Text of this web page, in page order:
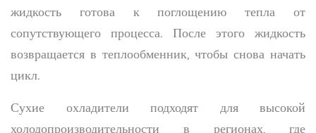
жидкость готова к поглощению тепла от
сопутствующего процесса. После этого жидкость
возвращается в теплообменник, чтобы снова начать
цикл.
Сухие охладители подходят для высокой
холодопроизводительности в регионах, где